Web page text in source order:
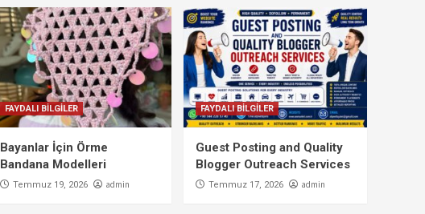
FAYDALI BİLGİLER
Bayanlar İçin Örme
Bandana Modelleri
Temmuz 19, 2026 admin
FAYDALI BİLGİLER
Guest Posting and Quality
Blogger Outreach Services
Temmuz 17, 2026 admin